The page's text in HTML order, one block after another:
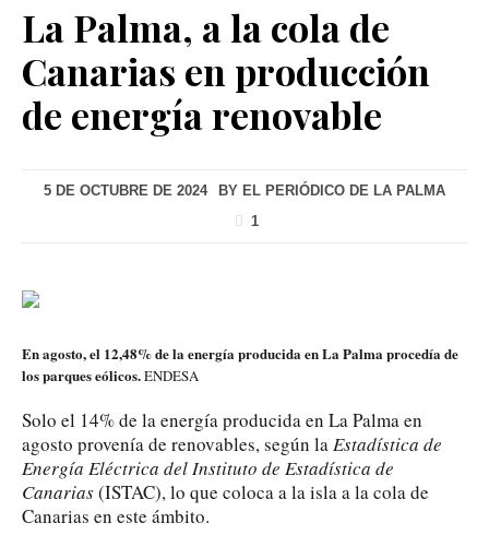
La Palma, a la cola de
Canarias en producción
de energía renovable
5 DE OCTUBRE DE 2024 BY EL PERIÓDICO DE LA PALMA
1
En agosto, el 12,48% de la energía producida en La Palma procedía de
los parques eólicos.ENDESA
Solo el 14% de la energía producida en La Palma en
agosto provenía de renovables, según la Estadística de
Energía Eléctrica del Instituto de Estadística de
Canarias(ISTAC), lo que coloca a la isla a la cola de
Canarias en este ámbito.